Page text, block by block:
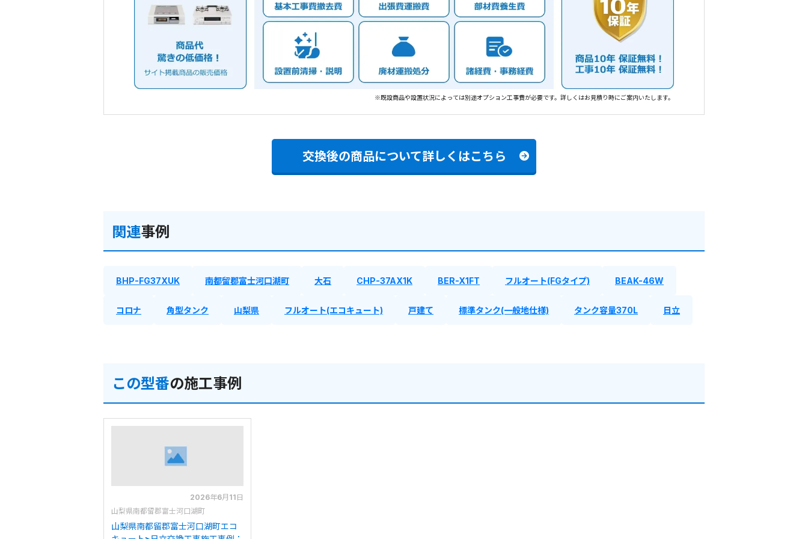
※既設商品や設置状況によっては別途オプション工事費が必要です。詳しくはお見積り時にご案内いたします。
交換後の商品について詳しくはこちら
関連事例
BHP-FG37XUK 南都留郡富士河口湖町 大石 CHP-37AX1K BER-X1FT フルオート(FGタイプ) BEAK-46W
コロナ 角型タンク 山梨県 フルオート(エコキュート) 戸建て 標準タンク(一般地仕様) タンク容量370L 日立
この型番の施工事例
2026年6月11日
山梨県南都留郡富士河口湖町
山梨県南都留郡富士河口湖町エコ